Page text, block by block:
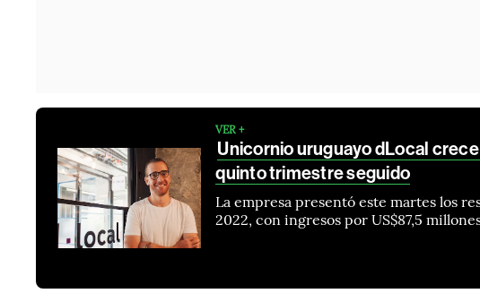
VER +
Unicornio uruguayo dLocal
quinto trimestre seguido
La empresa presentó este martes los
2022, con ingresos por US$87,5